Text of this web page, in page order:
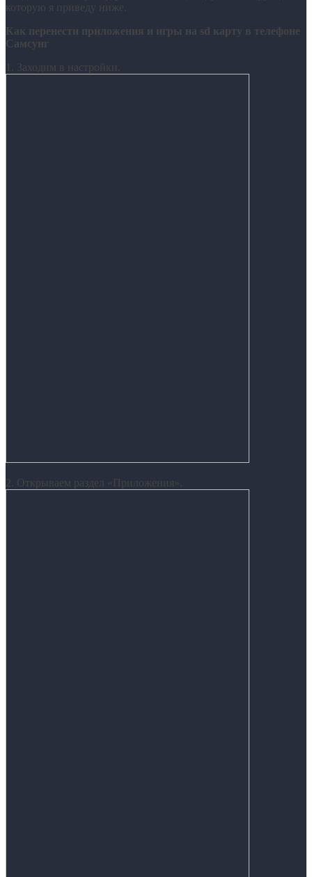
которую я приведу ниже.
Как перенести приложения и игры на sd карту в телефоне
Самсунг
1. Заходим в настройки.
2. Открываем раздел «Приложения».